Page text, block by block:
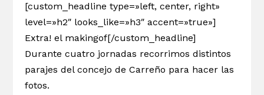
[custom_headline type=»left, center, right»
level=»h2″ looks_like=»h3″ accent=»true»]
Extra! el makingof[/custom_headline]
Durante cuatro jornadas recorrimos distintos
parajes del concejo de Carreño para hacer las
fotos.